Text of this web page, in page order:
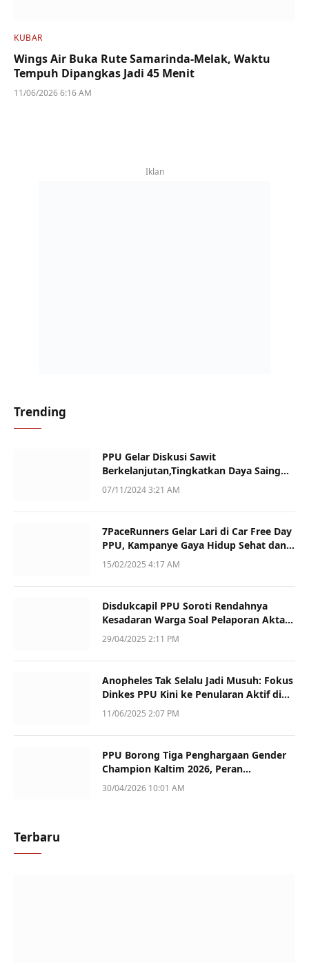
KUBAR
Wings Air Buka Rute Samarinda-Melak, Waktu
Tempuh Dipangkas Jadi 45 Menit
11/06/2026 6:16 AM
Iklan
Trending
PPU Gelar Diskusi Sawit
Berkelanjutan,Tingkatkan Daya Saing
dan Kualitas
07/11/2024 3:21 AM
7PaceRunners Gelar Lari di Car Free Day
PPU, Kampanye Gaya Hidup Sehat dan
Dukung UMKM
15/02/2025 4:17 AM
Disdukcapil PPU Soroti Rendahnya
Kesadaran Warga Soal Pelaporan Akta
Kematian
29/04/2025 2:11 PM
Anopheles Tak Selalu Jadi Musuh: Fokus
Dinkes PPU Kini ke Penularan Aktif di
Sotek
11/06/2025 2:07 PM
PPU Borong Tiga Penghargaan Gender
Champion Kaltim 2026, Peran
Perempuan Jadi Sorotan
30/04/2026 10:01 AM
Terbaru